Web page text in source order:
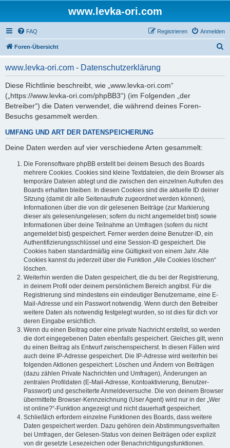
www.levka-ori.com
FAQ Anmelden
Registrieren
Foren-Übersicht
www.levka-ori.com - Datenschutzerklärung
Diese Richtlinie beschreibt, wie „www.levka-ori.com“
(„https://www.levka-ori.com/phpBB3“) (im Folgenden „der
Betreiber“) die Daten verwendet, die während deines Foren-
Besuchs gesammelt werden.
UMFANG UND ART DER DATENSPEICHERUNG
Deine Daten werden auf vier verschiedene Arten gesammelt:
Die Forensoftware phpBB erstellt bei deinem Besuch des Boards
mehrere Cookies. Cookies sind kleine Textdateien, die dein Browser als
temporäre Dateien ablegt und die zwischen den einzelnen Aufrufen des
Boards erhalten bleiben. In diesen Cookies sind die aktuelle ID deiner
Sitzung (damit dir alle Seitenaufrufe zugeordnet werden können),
Informationen über die von dir gelesenen Beiträge (zur Markierung
dieser als gelesen/ungelesen; sofern du nicht angemeldet bist) sowie
Informationen über deine Teilnahme an Umfragen (sofern du nicht
angemeldet bist) gespeichert. Ferner werden deine Benutzer-ID, ein
Authentifizierungsschlüssel und eine Session-ID gespeichert. Die
Cookies haben standardmäßig eine Gültigkeit von einem Jahr. Alle
Cookies kannst du jederzeit über die Funktion „Alle Cookies löschen“
löschen.
Weiterhin werden die Daten gespeichert, die du bei der Registrierung,
in deinem Profil oder deinem persönlichem Bereich angibst. Für die
Registrierung sind mindestens ein eindeutiger Benutzername, eine E-
Mail-Adresse und ein Passwort notwendig. Wenn durch den Betreiber
weitere Daten als notwendig festgelegt wurden, so ist dies für dich vor
deren Eingabe ersichtlich.
Wenn du einen Beitrag oder eine private Nachricht erstellst, so werden
die dort eingegebenen Daten ebenfalls gespeichert. Gleiches gilt, wenn
du einen Beitrag als Entwurf zwischenspeicherst. In diesen Fällen wird
auch deine IP-Adresse gespeichert. Die IP-Adresse wird weiterhin bei
folgenden Aktionen gespeichert: Löschen und Ändern von Beiträgen
(dazu zählen Private Nachrichten und Umfragen), Änderungen an
zentralen Profildaten (E-Mail-Adresse, Kontoaktivierung, Benutzer-
Passwort) und gescheiterte Anmeldeversuche. Die von deinem Browser
übermittelte Browser-Kennzeichnung (User Agent) wird nur in der „Wer
ist online?“-Funktion angezeigt und nicht dauerhaft gespeichert.
Schließlich erfordern einzelne Funktionen des Boards, dass weitere
Daten gespeichert werden. Dazu gehören dein Abstimmungsverhalten
bei Umfragen, der Gelesen-Status von deinen Beiträgen oder explizit
von dir gesetzte Lesezeichen oder Benachrichtigungsfunktionen.